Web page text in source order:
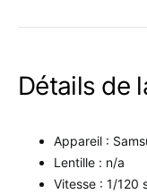
Détails de
Appareil :
Lentille : n/a
Vitesse : 1/120